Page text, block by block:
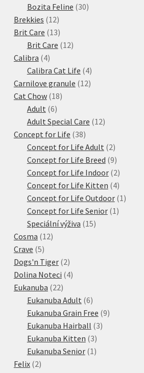
produktů
Bozita Feline 3030
Brekkies 1212
produktů
Brit Care 1313
produktů
Brit Care 1212
Calibra 44
produkty
Calibra Cat Life 44
produkty
Carnilove granule 1212
Cat Chow 1818
Adult 66
produktů
Adult Special Care 1212
Concept for Life 3838
produktů
Concept for Life Adult 22
produkty
Concept for Life Breed 99
produktů
Concept for Life Indoor 22
produkty
Concept for Life Kitten 44
produkty
Concept for Life Outdoor 1 1
Concept for Life Senior 1 1
Speciální výživa 1515
Cosma 1212
Crave 55
produktů
Dogs'n Tiger 22
produkty
Dolina Noteci 44
Eukanuba 2222
produktů
Eukanuba Adult 66
produktů
Eukanuba Grain Free 99
Eukanuba Hairball 33
Eukanuba Kitten 33
produkty
Eukanuba Senior 1 1
Felix 22